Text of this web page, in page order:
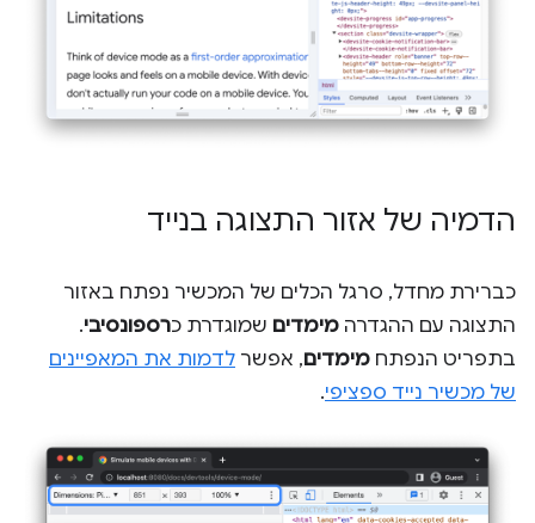
הדמיה של אזור התצוגה בנייד
כברירת מחדל, סרגל הכלים של המכשיר נפתח באזור
התצוגה עם ההגדרה מימדים שמוגדרת כרספונסיבי.
בתפריט הנפתח מימדים, אפשר לדמות את המאפיינים
של מכשיר נייד ספציפי.